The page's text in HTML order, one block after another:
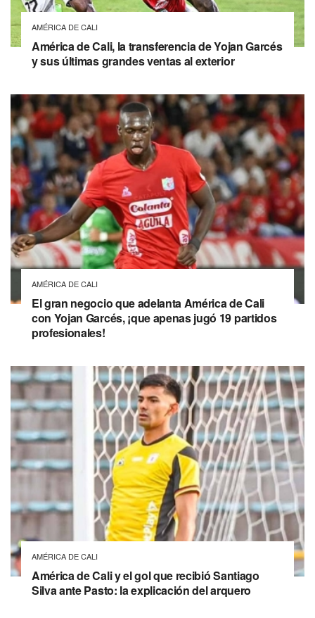
AMÉRICA DE CALI
América de Cali, la transferencia de Yojan Garcés
y sus últimas grandes ventas al exterior
AMÉRICA DE CALI
El gran negocio que adelanta América de Cali
con Yojan Garcés, ¡que apenas jugó 19 partidos
profesionales!
AMÉRICA DE CALI
América de Cali y el gol que recibió Santiago
Silva ante Pasto: la explicación del arquero